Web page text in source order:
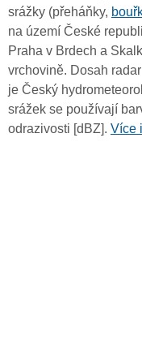
srážky (přeháňky,
na území České
Praha v Brdech a
vrchovině. Dosah
je Český
srážek se používají
odrazivosti [dBZ]. Více